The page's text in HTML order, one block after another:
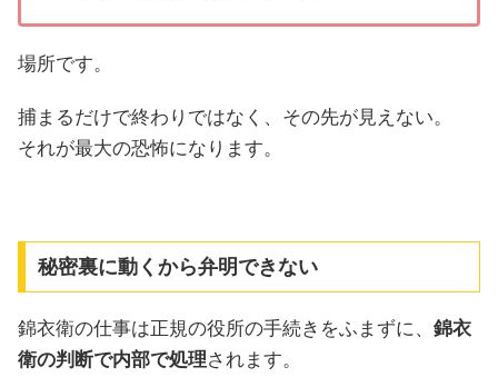
場所です。
捕まるだけで終わりではなく、その先が見えない。
それが最大の恐怖になります。
秘密裏に動くから弁明できない
錦衣衛の仕事は正規の役所の手続きをふまずに、 錦衣
衛の判断で内部で処理されます。